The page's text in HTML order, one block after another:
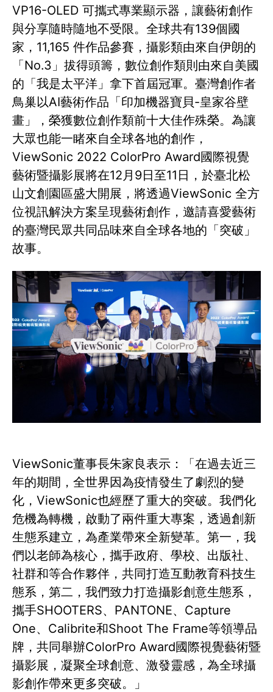
VP16-OLED 可攜式專業顯示器，讓藝術創作
與分享隨時隨地不受限。全球共有139個國
家，11,165 件作品參賽，攝影類由來自伊朗的
「No.3」拔得頭籌，數位創作類則由來自美國
的「我是太平洋」拿下首屆冠軍。臺灣創作者
鳥巢以AI藝術作品「印加機器寶貝-皇家谷壁
畫」，榮獲數位創作類前十大佳作殊榮。為讓
大眾也能一睹來自全球各地的創作，
ViewSonic 2022 ColorPro Award國際視覺
藝術暨攝影展將在12月9日至11日，於臺北松
山文創園區盛大開展，將透過ViewSonic 全方
位視訊解決方案呈現藝術創作，邀請喜愛藝術
的臺灣民眾共同品味來自全球各地的「突破」
故事。
ViewSonic董事長朱家良表示：「在過去近三
年的期間，全世界因為疫情發生了劇烈的變
化，ViewSonic也經歷了重大的突破。我們化
危機為轉機，啟動了兩件重大專案，透過創新
生態系建立，為產業帶來全新變革。第一，我
們以老師為核心，攜手政府、學校、出版社、
社群和等合作夥伴，共同打造互動教育科技生
態系，第二，我們致力打造攝影創意生態系，
攜手SHOOTERS、PANTONE、Capture
One、Calibrite和Shoot The Frame等領導品
牌，共同舉辦ColorPro Award國際視覺藝術暨
攝影展，凝聚全球創意、激發靈感，為全球攝
影創作帶來更多突破。」